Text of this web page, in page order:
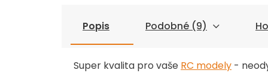
Popis Podobné (9)
Super kvalita pro vaše RC modely -